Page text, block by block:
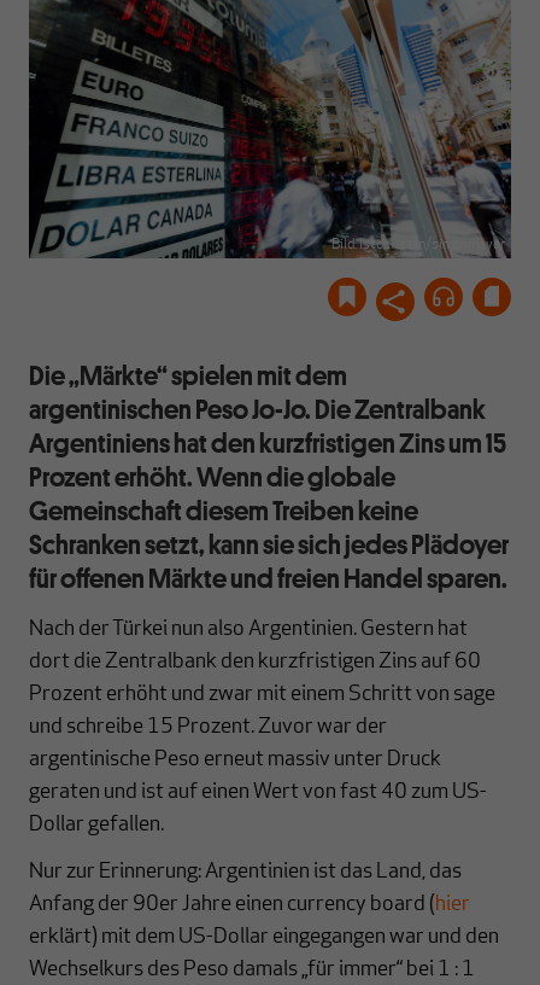
Bild: istock.com/simonmayer
Die „Märkte“ spielen mit dem
argentinischen Peso Jo-Jo. Die Zentralbank
Argentiniens hat den kurzfristigen Zins um 15
Prozent erhöht. Wenn die globale
Gemeinschaft diesem Treiben keine
Schranken setzt, kann sie sich jedes Plädoyer
für offenen Märkte und freien Handel sparen.
Nach der Türkei nun also Argentinien. Gestern hat
dort die Zentralbank den kurzfristigen Zins auf 60
Prozent erhöht und zwar mit einem Schritt von sage
und schreibe 15 Prozent. Zuvor war der
argentinische Peso erneut massiv unter Druck
geraten und ist auf einen Wert von fast 40 zum US-
Dollar gefallen.
Nur zur Erinnerung: Argentinien ist das Land, das
Anfang der 90er Jahre einen currency board (hier
erklärt) mit dem US-Dollar eingegangen war und den
Wechselkurs des Peso damals „für immer“ bei 1 : 1